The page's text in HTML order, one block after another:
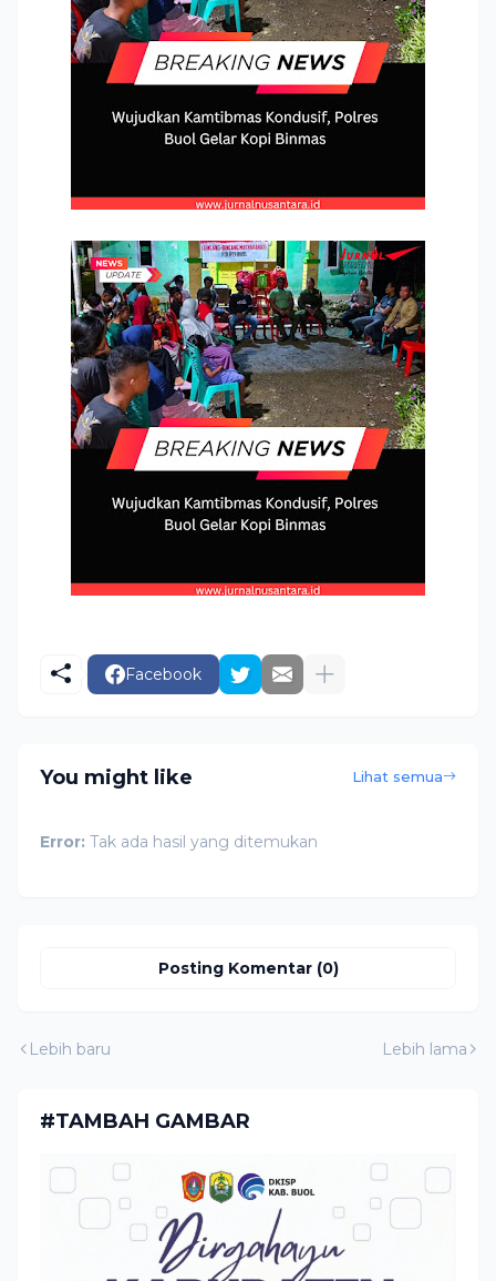
Facebook
You might like Lihat semua
Error: Tak ada hasil yang ditemukan
Posting Komentar (0)
Lebih baru Lebih lama
#TAMBAH GAMBAR